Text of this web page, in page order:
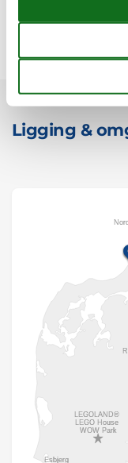
Prijs
Ligging &